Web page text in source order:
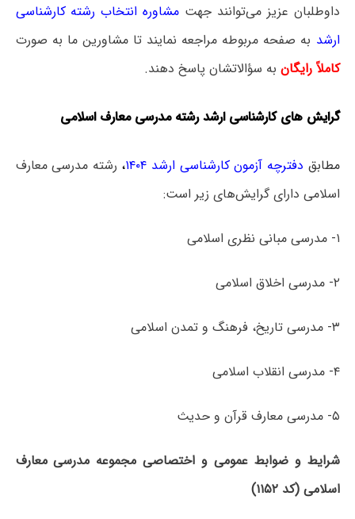
داوطلبان عزیز می‌توانند جهت مشاوره انتخاب رشته کارشناسی
ارشد به صفحه مربوطه مراجعه نمایند تا مشاورین ما به صورت
کاملاً رایگان به سؤالاتشان پاسخ دهند.
گرایش‌ های کارشناسی ارشد رشته مدرسی معارف اسلامی
مطابق دفترچه آزمون کارشناسی ارشد ۱۴۰۴ ، رشته مدرسی معارف
اسلامی دارای گرایش‌های زیر است:
۱- مدرسی مبانی نظری اسلامی
۲- مدرسی اخلاق اسلامی
۳- مدرسی تاریخ، فرهنگ و تمدن اسلامی
۴- مدرسی انقلاب اسلامی
۵- مدرسی معارف قرآن و حدیث
شرایط و ضوابط عمومی و اختصاصی مجموعه مدرسی معارف
اسلامی (کد ۱۱۵۲)